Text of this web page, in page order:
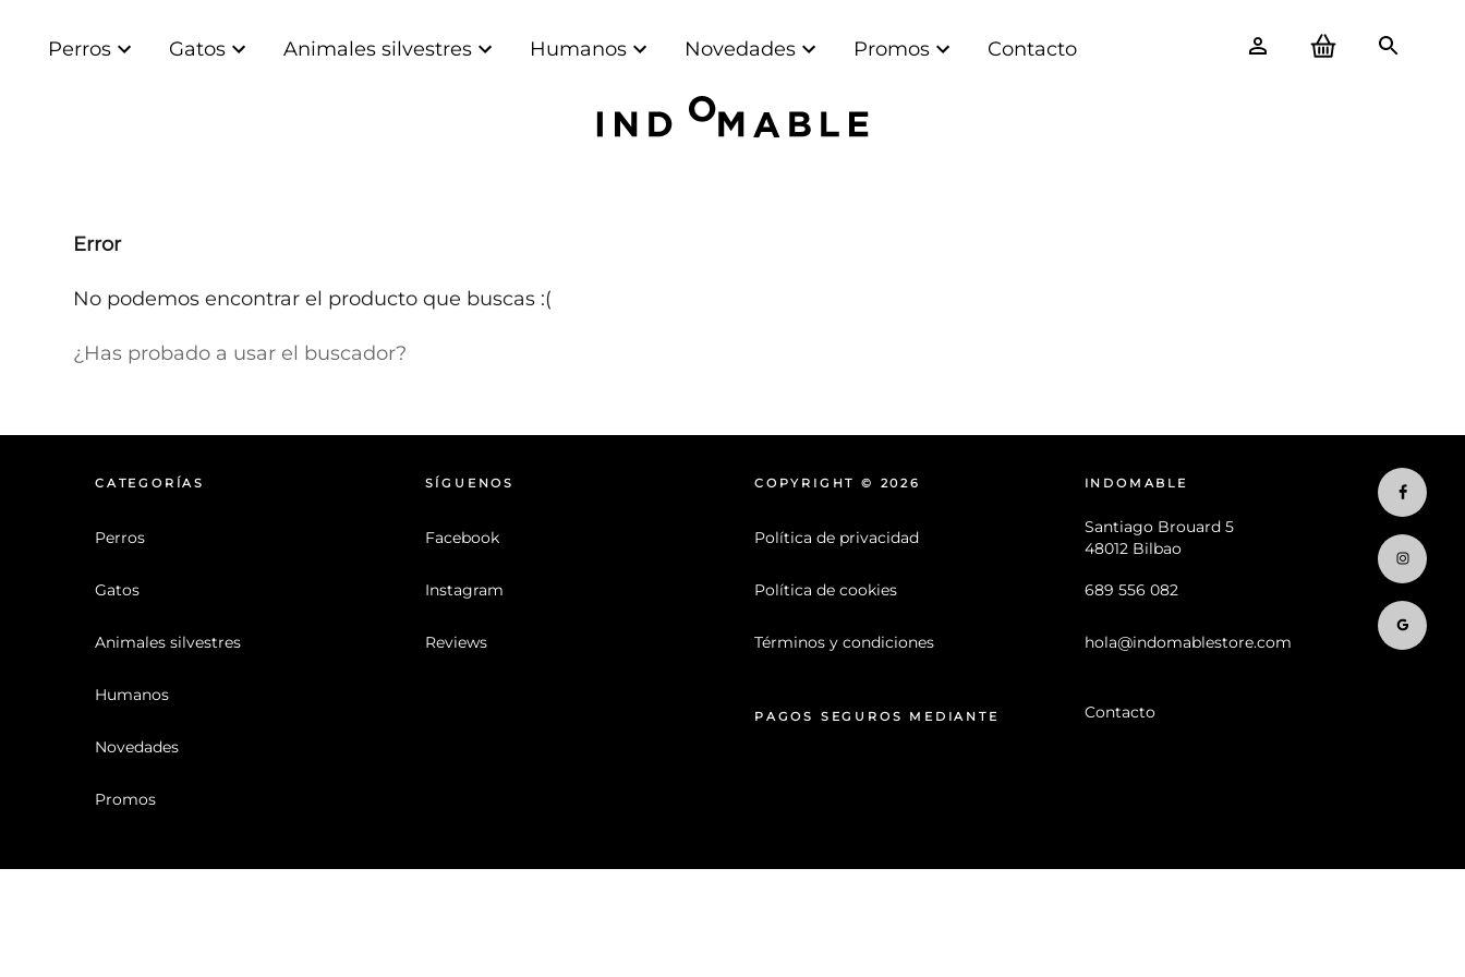
Perros Gatos Animales silvestres Humanos Novedades Promos Contacto
Error
No podemos encontrar el producto que buscas :(
¿Has probado a usar el buscador?
CATEGORÍAS
Perros
Gatos
Animales silvestres
Humanos
Novedades
Promos
SÍGUENOS
Facebook
Instagram
Reviews
COPYRIGHT © 2026
Política de privacidad
Política de cookies
Términos y condiciones
PAGOS SEGUROS MEDIANTE
INDOMABLE
Santiago Brouard 5
48012 Bilbao
689 556 082
hola@indomablestore.com
Contacto